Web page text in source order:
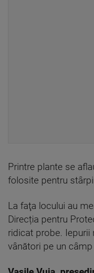
Printre plante se
folosite pentru
La faţa locului au
Direcția pentru
ridicat probe.
vânători pe un